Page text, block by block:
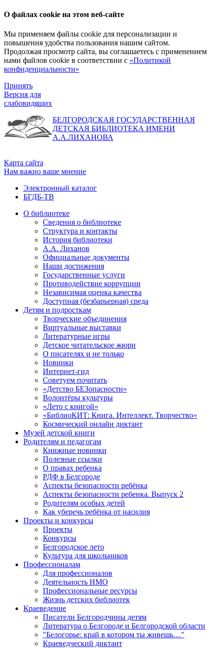
О файлах cookie на этом веб-сайте
Мы применяем файлы cookie для персонализации и
повышения удобства пользования нашим сайтом.
Продолжая просмотр сайта, вы соглашаетесь с применением
нами файлов cookie в соответствии с «Политикой
конфиденциальности»
Принять
Версия для
слабовидящих
БЕЛГОРОДСКАЯ ГОСУДАРСТВЕННАЯ
ДЕТСКАЯ БИБЛИОТЕКА ИМЕНИ
А.А.ЛИХАНОВА
Карта сайта
Нам важно ваше мнение
Электронный каталог
БГДБ-ТВ
О библиотеке
Сведения о библиотеке
Структура и контакты
История библиотеки
А.А. Лиханов
Официальные документы
Наши достижения
Государственные услуги
Противодействие коррупции
Независимая оценка качества
Доступная (безбарьерная) среда
Детям и подросткам
Творческие объединения
Виртуальные выставки
Литературные игры
Детское читательское жюри
О писателях и не только
Новинки
Интернет-гид
Советуем почитать
«Детство БЕЗопасности»
Волонтёры культуры
«Лето с книгой»
«БиблиоКИТ: Книга. Интеллект. Творчество»
Космический онлайн диктант
Музей детской книги
Родителям и педагогам
Книжные новинки
Полезные ссылки
О правах ребенка
РДФ в Белгороде
Аспекты безопасности ребёнка
Аспекты безопасности ребенка. Выпуск 2
Родителям особых детей
Как уберечь ребёнка от насилия
Проекты и конкурсы
Проекты
Конкурсы
Белгородское лето
Культура для школьников
Профессионалам
Для профессионалов
Деятельность НМО
Профессиональные ресурсы
Жизнь детских библиотек
Краеведение
Писатели Белгородчины детям
Литература о Белгороде и Белгородской области
"Белогорье: край в котором ты живешь…"
Краеведческий диктант